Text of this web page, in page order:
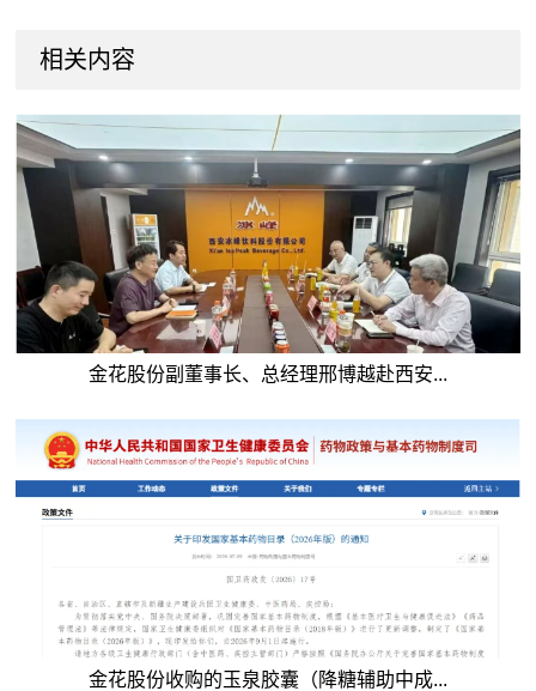
相关内容
金花股份副董事长、总经理邢博越赴西安...
金花股份收购的玉泉胶囊（降糖辅助中成...